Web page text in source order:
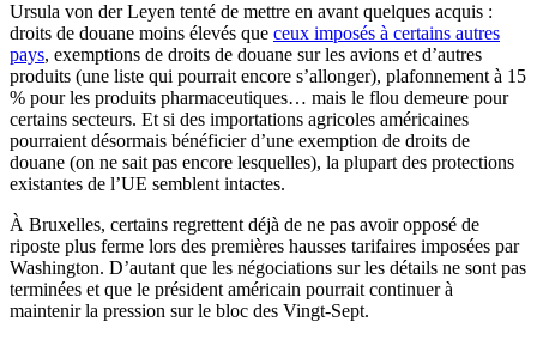
Ursula von der Leyen tenté de mettre en avant quelques acquis :
droits de douane moins élevés que ceux imposés à certains autres
pays, exemptions de droits de douane sur les avions et d’autres
produits (une liste qui pourrait encore s’allonger), plafonnement à 15
% pour les produits pharmaceutiques… mais le flou demeure pour
certains secteurs. Et si des importations agricoles américaines
pourraient désormais bénéficier d’une exemption de droits de
douane (on ne sait pas encore lesquelles), la plupart des protections
existantes de l’UE semblent intactes.
À Bruxelles, certains regrettent déjà de ne pas avoir opposé de
riposte plus ferme lors des premières hausses tarifaires imposées par
Washington. D’autant que les négociations sur les détails ne sont pas
terminées et que le président américain pourrait continuer à
maintenir la pression sur le bloc des Vingt-Sept.